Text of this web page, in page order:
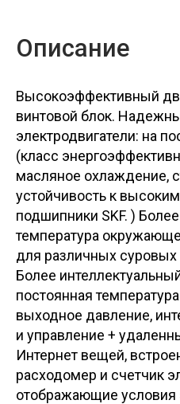
Описание
Высокоэффективный
винтовой блок.
электродвигатели: на
(класс
масляное охлаждение,
устойчивость к
подшипники SKF. )
температура
для различных суровых
Более
постоянная
выходное давление,
и управление +
Интернет вещей,
расходомер и счетчик
отображающие условия